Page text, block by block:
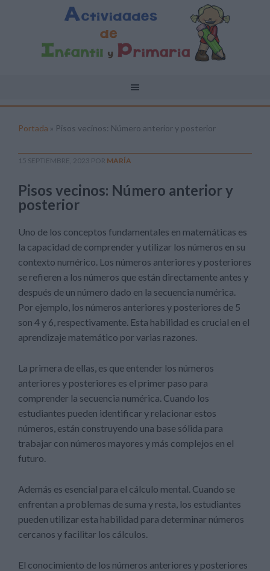
Portada » Pisos vecinos: Número anterior y posterior
15 SEPTIEMBRE, 2023 POR MARÍA
Pisos vecinos: Número anterior y
posterior
Uno de los conceptos fundamentales en matemáticas es
la capacidad de comprender y utilizar los números en su
contexto numérico. Los números anteriores y posteriores
se refieren a los números que están directamente antes y
después de un número dado en la secuencia numérica.
Por ejemplo, los números anteriores y posteriores de 5
son 4 y 6, respectivamente. Esta habilidad es crucial en el
aprendizaje matemático por varias razones.
La primera de ellas, es que entender los números
anteriores y posteriores es el primer paso para
comprender la secuencia numérica. Cuando los
estudiantes pueden identificar y relacionar estos
números, están construyendo una base sólida para
trabajar con números mayores y más complejos en el
futuro.
Además es esencial para el cálculo mental. Cuando se
enfrentan a problemas de suma y resta, los estudiantes
pueden utilizar esta habilidad para determinar números
cercanos y facilitar los cálculos.
El conocimiento de los números anteriores y posteriores